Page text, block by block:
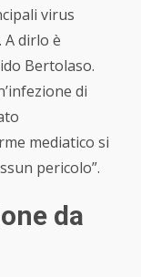
virus
dirlo è
Bertolaso.
di
mediatico si
pericolo”.
da